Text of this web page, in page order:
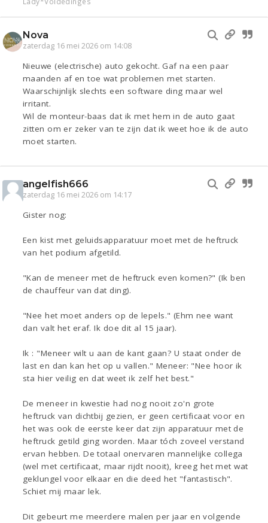
Nova
zaterdag 16 mei 2026 om 14:08
Nieuwe (electrische) auto gekocht. Gaf na een paar
maanden af en toe wat problemen met starten.
Waarschijnlijk slechts een software ding maar wel
irritant.
Wil de monteur-baas dat ik met hem in de auto gaat
zitten om er zeker van te zijn dat ik weet hoe ik de auto
moet starten.
angelfish666
zaterdag 16 mei 2026 om 14:17
Gister nog:
Een kist met geluidsapparatuur moet met de heftruck
van het podium afgetild.
"Kan de meneer met de heftruck even komen?" (Ik ben
de chauffeur van dat ding).
"Nee het moet anders op de lepels." (Ehm nee want
dan valt het eraf. Ik doe dit al 15 jaar).
Ik : "Meneer wilt u aan de kant gaan? U staat onder de
last en dan kan het op u vallen." Meneer: "Nee hoor ik
sta hier veilig en dat weet ik zelf het best."
De meneer in kwestie had nog nooit zo'n grote
heftruck van dichtbij gezien, er geen certificaat voor en
het was ook de eerste keer dat zijn apparatuur met de
heftruck getild ging worden. Maar tóch zoveel verstand
ervan hebben. De totaal onervaren mannelijke collega
(wel met certificaat, maar rijdt nooit), kreeg het met wat
geklungel voor elkaar en die deed het "fantastisch".
Schiet mij maar lek.
Dit gebeurt me meerdere malen per jaar en volgende